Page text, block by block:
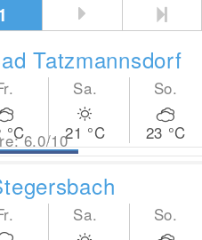
Tatzmannsdorf
6.0/10
°C
Sa.
21 °C
So.
23 °C
Sa. So.